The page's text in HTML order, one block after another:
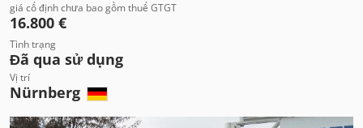
giá cố định chưa bao gồm thuế GTGT
16.800 €
Tình trạng
Đã qua sử dụng
Vị trí
Nürnberg